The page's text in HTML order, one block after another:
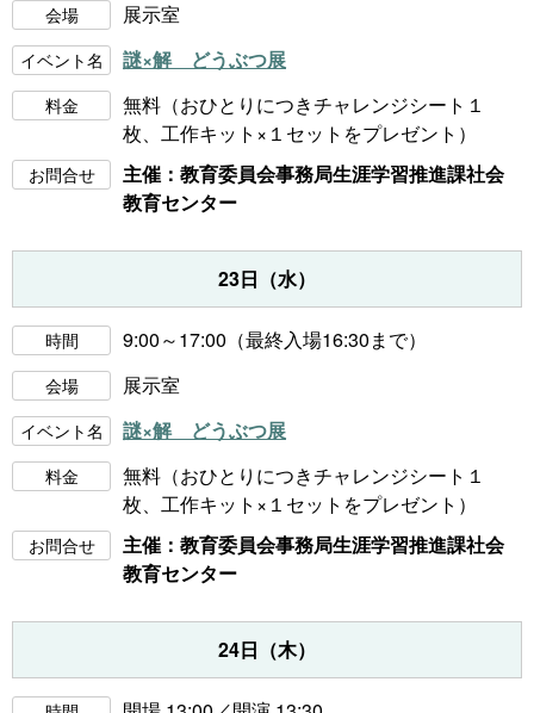
会場 展示室
イベント名 謎×解 どうぶつ展
料金
無料（おひとりにつきチャレンジシート１
枚、工作キット×１セットをプレゼント）
お問合せ
主催：教育委員会事務局生涯学習推進課社会
教育センター
23日（水）
時間 9:00～17:00（最終入場16:30まで）
会場 展示室
イベント名 謎×解 どうぶつ展
料金
無料（おひとりにつきチャレンジシート１
枚、工作キット×１セットをプレゼント）
お問合せ
主催：教育委員会事務局生涯学習推進課社会
教育センター
24日（木）